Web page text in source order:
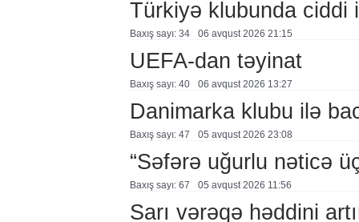
Türkiyə klubunda ciddi
Baxış sayı: 34 06 avqust 2026 21:15
UEFA-dan təyinat
Baxış sayı: 40 06 avqust 2026 13:27
Danimarka klubu ilə
Baxış sayı: 47 05 avqust 2026 23:08
“Səfərə uğurlu nəticə
Baxış sayı: 67 05 avqust 2026 11:56
Sarı vərəqə həddini